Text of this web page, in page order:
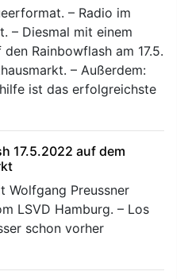
– Radio im
– Diesmal mit einem
Rainbowflash am 17.5.
– Außerdem:
ist das erfolgreichste
17.5.2022 auf dem
Wolfgang Preussner
LSVD Hamburg. – Los
schon vorher